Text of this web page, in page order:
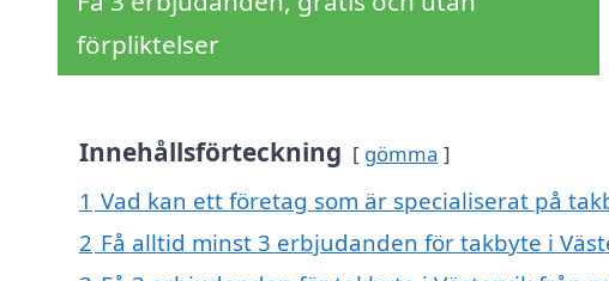
förpliktelser
Innehållsförteckning gömma
1 Vad kan ett företag som är specialiserat på
2 Få alltid minst 3 erbjudanden för takbyte i